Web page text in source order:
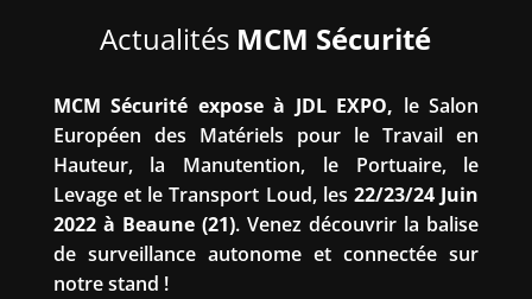
Actualités MCM Sécurité
MCM Sécurité expose à JDL EXPO, le Salon
Européen des Matériels pour le Travail en
Hauteur, la Manutention, le Portuaire, le
Levage et le Transport Loud, les 22/23/24 Juin
2022 à Beaune (21). Venez découvrir la balise
de surveillance autonome et connectée sur
notre stand !